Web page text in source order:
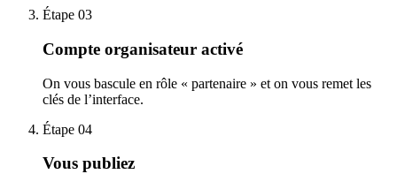
Étape 03
Compte organisateur activé
On vous bascule en rôle « partenaire » et on vous remet les
clés de l’interface.
Étape 04
Vous publiez